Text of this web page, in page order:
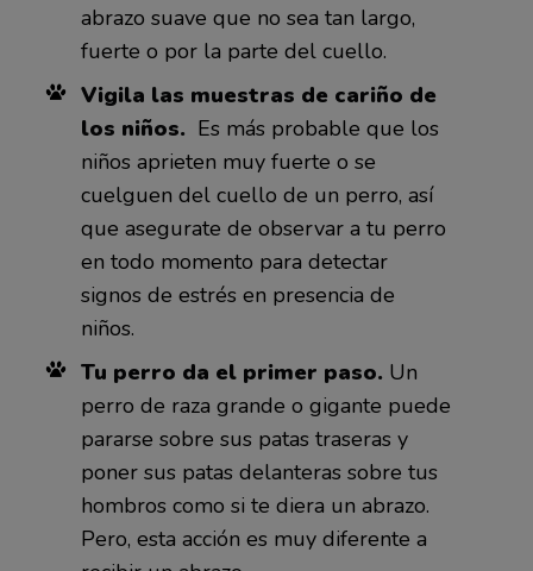
abrazo suave que no sea tan largo,
fuerte o por la parte del cuello.
Vigila las muestras de cariño de
los niños. Es más probable que los
niños aprieten muy fuerte o se
cuelguen del cuello de un perro, así
que asegurate de observar a tu perro
en todo momento para detectar
signos de estrés en presencia de
niños.
Tu perro da el primer paso. Un
perro de raza grande o gigante puede
pararse sobre sus patas traseras y
poner sus patas delanteras sobre tus
hombros como si te diera un abrazo.
Pero, esta acción es muy diferente a